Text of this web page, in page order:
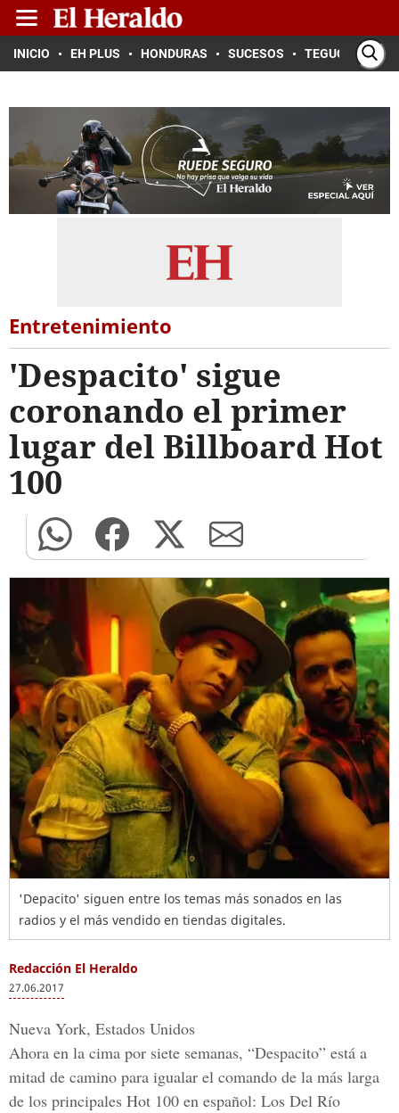
INICIO EH PLUS HONDURAS SUCESOS TEGUCIGALPA
Entretenimiento
'Despacito' sigue
coronando el primer
lugar del Billboard Hot
100
'Depacito' siguen entre los temas más sonados en las
radios y el más vendido en tiendas digitales.
Redacción El Heraldo
27.06.2017
Nueva York, Estados Unidos
Ahora en la cima por siete semanas, “Despacito” está a
mitad de camino para igualar el comando de la más larga
de los principales Hot 100 en español: Los Del Río